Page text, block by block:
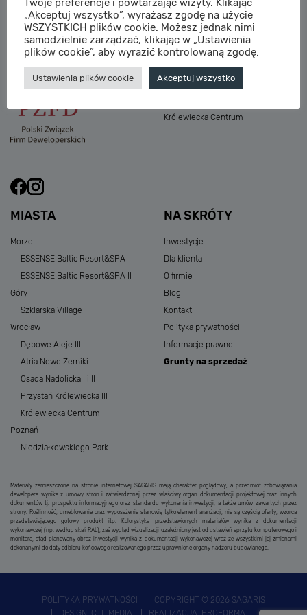
sprzedaz@sagaris.pl
Osada Nadolicka III
Dębowe Aleje III
Atria Nowe Żerniki
Szklarska Village
Osada Nadolicka I i II
Królewiecka Centrum
MIASTA
Morze
ESSENSE Baltic Resort&SPA
ESSENSE Baltic Resort&SPA II
Góry
Szklarska Village
Wrocław
Dębowe Aleje III
Atria Nowe Żerniki
Osada Nadolicka I i II
Przystań Królewiecka III
Królewiecka Centrum
Poznań
Niedziałkowskiego Park
NA SKRÓTY
Inwestycje
Dla klienta
O firmie
Blog
Kontakt
Polityka prywatności
Informacje prawne
Grunty na sprzedaż
Materiały zamieszczone na stronie internetowej SAGARIS mają charakter poglądowy, a przedmiot zobowiązania
dewelopera wynika z umowy stron i zatwierdzonej przez właściwy organ dokumentacji projektowej oraz innych
dokumentów tj. prospektu informacyjnego oraz standardu wykonania inwestycji, a także umów zawartych przez
strony. Roślinność, umeblowanie oraz wyposażenie stanowią tylko element aranżacji, nie są częścią oferty, wzorca
przedstawiającego gotowy produkt itp. Kolorystyka przedstawionych materiałów wynika z dokumentacji
wykonawczej (np. według skali RAL), zaś wygląd wizualizacji uzależniony jest od ustawień sprzętu komputerowego i
monitora, stąd planowany obraz inwestycji wynika z dokumentacji wykonawczej wraz ze wszystkimi jej zmianami
dokonanymi do daty odbioru końcowego realizowanego przez uprawnione organy nadzoru budowlanego.
POLITYKA PRYWATNOŚCI
COPYRIGHT © 2026 SAGARIS
DESIGN: CTL MEDIA REALIZACJA: PROFORMAT
Twoje preferencje i powtarzając wizyty. Klikając
„Akceptuj wszystko”, wyrażasz zgodę na użycie
WSZYSTKICH plików cookie. Możesz jednak nimi
samodzielnie zarządzać, klikając w „Ustawienia
plików cookie”, aby wyrazić kontrolowaną zgodę.
Ustawienia plików cookie Akceptuj wszystko